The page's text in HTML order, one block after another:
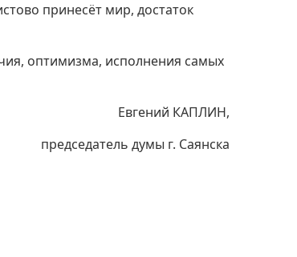
принесёт мир, достаток
оптимизма, исполнения самых
Евгений КАПЛИН,
председатель думы г. Саянска